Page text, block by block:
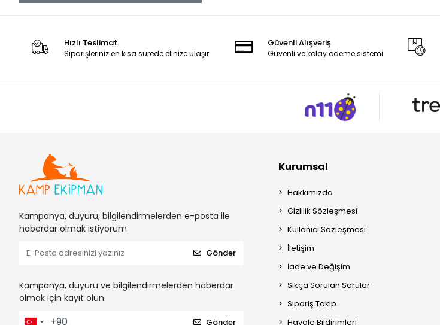
Ferrino
High Peak
Husky
Jeep
La Sportiva
Laporte
Leader
Hızlı Teslimat
Siparişleriniz en kısa sürede elinize ulaşır.
Güvenli Alışveriş
Güvenli ve kolay ödeme sistemi
Kampanya, duyuru, bilgilendirmelerden e-posta ile
haberdar olmak istiyorum.
Gönder
Kampanya, duyuru ve bilgilendirmelerden haberdar
olmak için kayıt olun.
Gönder
Kurumsal
Hakkımızda
Gizlilik Sözleşmesi
Kullanıcı Sözleşmesi
İletişim
İade ve Değişim
Sıkça Sorulan Sorular
Sipariş Takip
Havale Bildirimleri